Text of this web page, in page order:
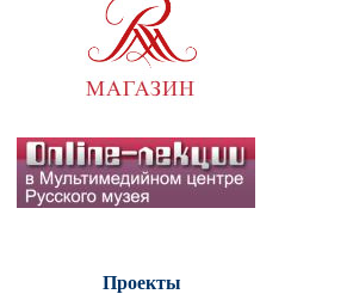
Проекты